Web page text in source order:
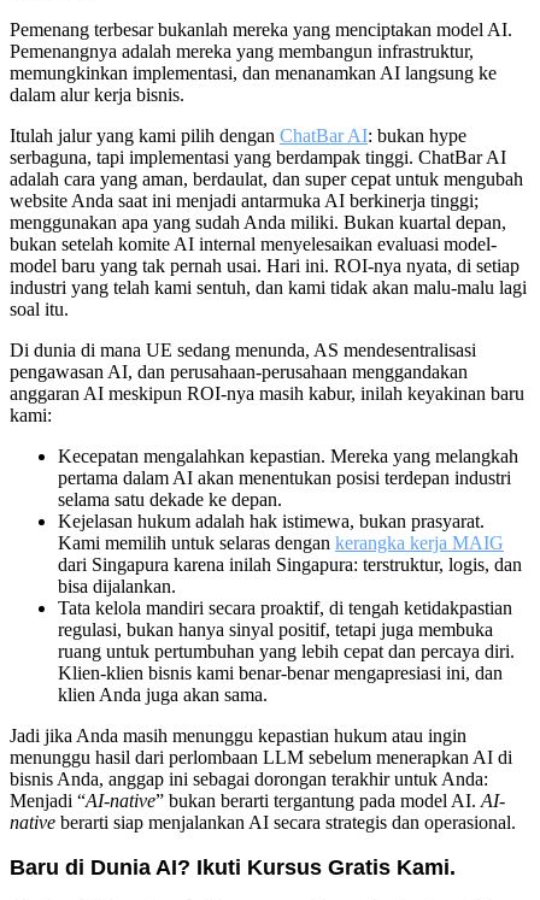
Pemenang terbesar bukanlah mereka yang menciptakan model AI.
Pemenangnya adalah mereka yang membangun infrastruktur,
memungkinkan implementasi, dan menanamkan AI langsung ke
dalam alur kerja bisnis.
Itulah jalur yang kami pilih dengan ChatBar AI: bukan hype
serbaguna, tapi implementasi yang berdampak tinggi. ChatBar AI
adalah cara yang aman, berdaulat, dan super cepat untuk mengubah
website Anda saat ini menjadi antarmuka AI berkinerja tinggi;
menggunakan apa yang sudah Anda miliki. Bukan kuartal depan,
bukan setelah komite AI internal menyelesaikan evaluasi model-
model baru yang tak pernah usai. Hari ini. ROI-nya nyata, di setiap
industri yang telah kami sentuh, dan kami tidak akan malu-malu lagi
soal itu.
Di dunia di mana UE sedang menunda, AS mendesentralisasi
pengawasan AI, dan perusahaan-perusahaan menggandakan
anggaran AI meskipun ROI-nya masih kabur, inilah keyakinan baru
kami:
Kecepatan mengalahkan kepastian. Mereka yang melangkah
pertama dalam AI akan menentukan posisi terdepan industri
selama satu dekade ke depan.
Kejelasan hukum adalah hak istimewa, bukan prasyarat.
Kami memilih untuk selaras dengan kerangka kerja MAIG
dari Singapura karena inilah Singapura: terstruktur, logis, dan
bisa dijalankan.
Tata kelola mandiri secara proaktif, di tengah ketidakpastian
regulasi, bukan hanya sinyal positif, tetapi juga membuka
ruang untuk pertumbuhan yang lebih cepat dan percaya diri.
Klien-klien bisnis kami benar-benar mengapresiasi ini, dan
klien Anda juga akan sama.
Jadi jika Anda masih menunggu kepastian hukum atau ingin
menunggu hasil dari perlombaan LLM sebelum menerapkan AI di
bisnis Anda, anggap ini sebagai dorongan terakhir untuk Anda:
Menjadi “AI-native” bukan berarti tergantung pada model AI. AI-
native berarti siap menjalankan AI secara strategis dan operasional.
Baru di Dunia AI? Ikuti Kursus Gratis Kami.